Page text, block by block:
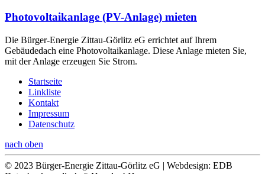
Photovoltaikanlage (PV-Anlage) mieten
Die Bürger-Energie Zittau-Görlitz eG errichtet auf Ihrem
Gebäudedach eine Photovoltaikanlage. Diese Anlage mieten Sie,
mit der Anlage erzeugen Sie Strom.
Startseite
Linkliste
Kontakt
Impressum
Datenschutz
nach oben
© 2023 Bürger-Energie Zittau-Görlitz eG | Webdesign: EDB